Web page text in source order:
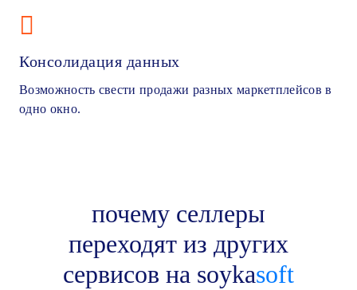
Консолидация данных
Возможность свести продажи разных маркетплейсов в
одно окно.
почему селлеры
переходят из других
сервисов на soykasoft